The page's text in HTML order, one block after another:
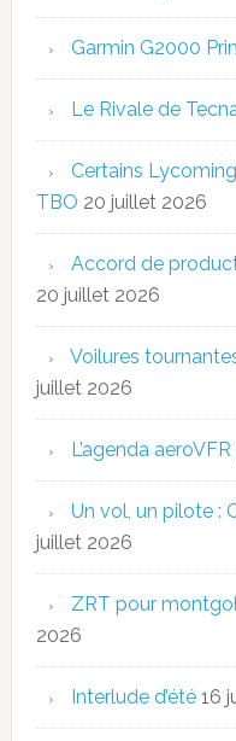
Garmin G2000
Le Rivale de
Certains
TBO 20 juillet 2026
Accord de
20 juillet 2026
Voilures
juillet 2026
L’agenda
Un vol, un pilote :
juillet 2026
ZRT pour
2026
Interlude d’été 16